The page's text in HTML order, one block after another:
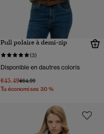
Pull polaire à demi-zip
(3)
Disponible en dautres coloris
€45.49Prix réduit de
€64.99à
Tu économises 30 %